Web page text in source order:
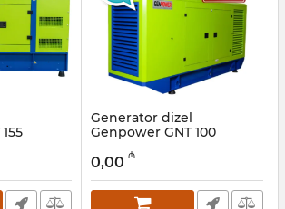
Generator dizel
Genpower GNT 100
009001014
0,00 ₼